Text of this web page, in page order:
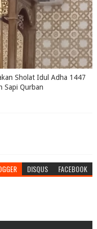
Sholat Idul Adha 1447
Sapi Qurban
DISQUS FACEBOOK